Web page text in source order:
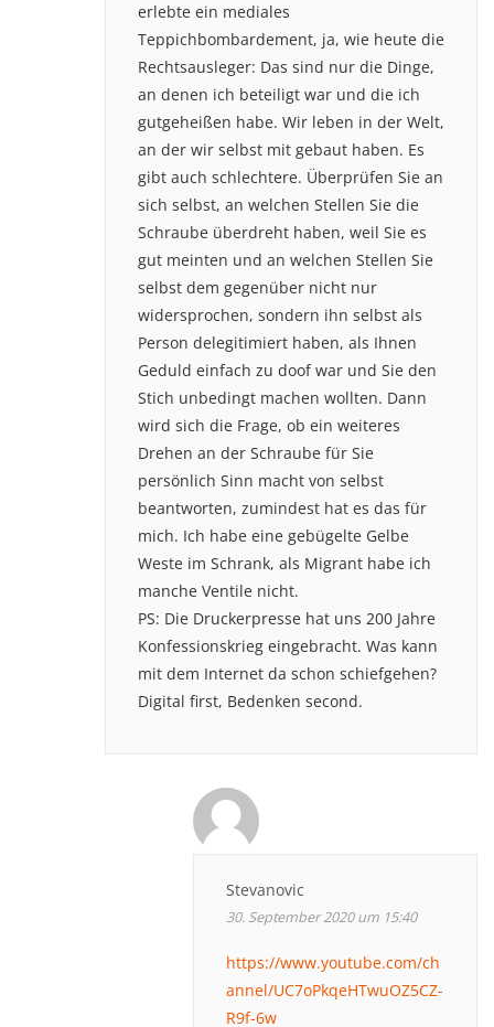
erlebte ein mediales
Teppichbombardement, ja, wie heute die
Rechtsausleger: Das sind nur die Dinge,
an denen ich beteiligt war und die ich
gutgeheißen habe. Wir leben in der Welt,
an der wir selbst mit gebaut haben. Es
gibt auch schlechtere. Überprüfen Sie an
sich selbst, an welchen Stellen Sie die
Schraube überdreht haben, weil Sie es
gut meinten und an welchen Stellen Sie
selbst dem gegenüber nicht nur
widersprochen, sondern ihn selbst als
Person delegitimiert haben, als Ihnen
Geduld einfach zu doof war und Sie den
Stich unbedingt machen wollten. Dann
wird sich die Frage, ob ein weiteres
Drehen an der Schraube für Sie
persönlich Sinn macht von selbst
beantworten, zumindest hat es das für
mich. Ich habe eine gebügelte Gelbe
Weste im Schrank, als Migrant habe ich
manche Ventile nicht.
PS: Die Druckerpresse hat uns 200 Jahre
Konfessionskrieg eingebracht. Was kann
mit dem Internet da schon schiefgehen?
Digital first, Bedenken second.
Stevanovic
30. September 2020 um 15:40
https://www.youtube.com/ch
annel/UC7oPkqeHTwuOZ5CZ-
R9f-6w